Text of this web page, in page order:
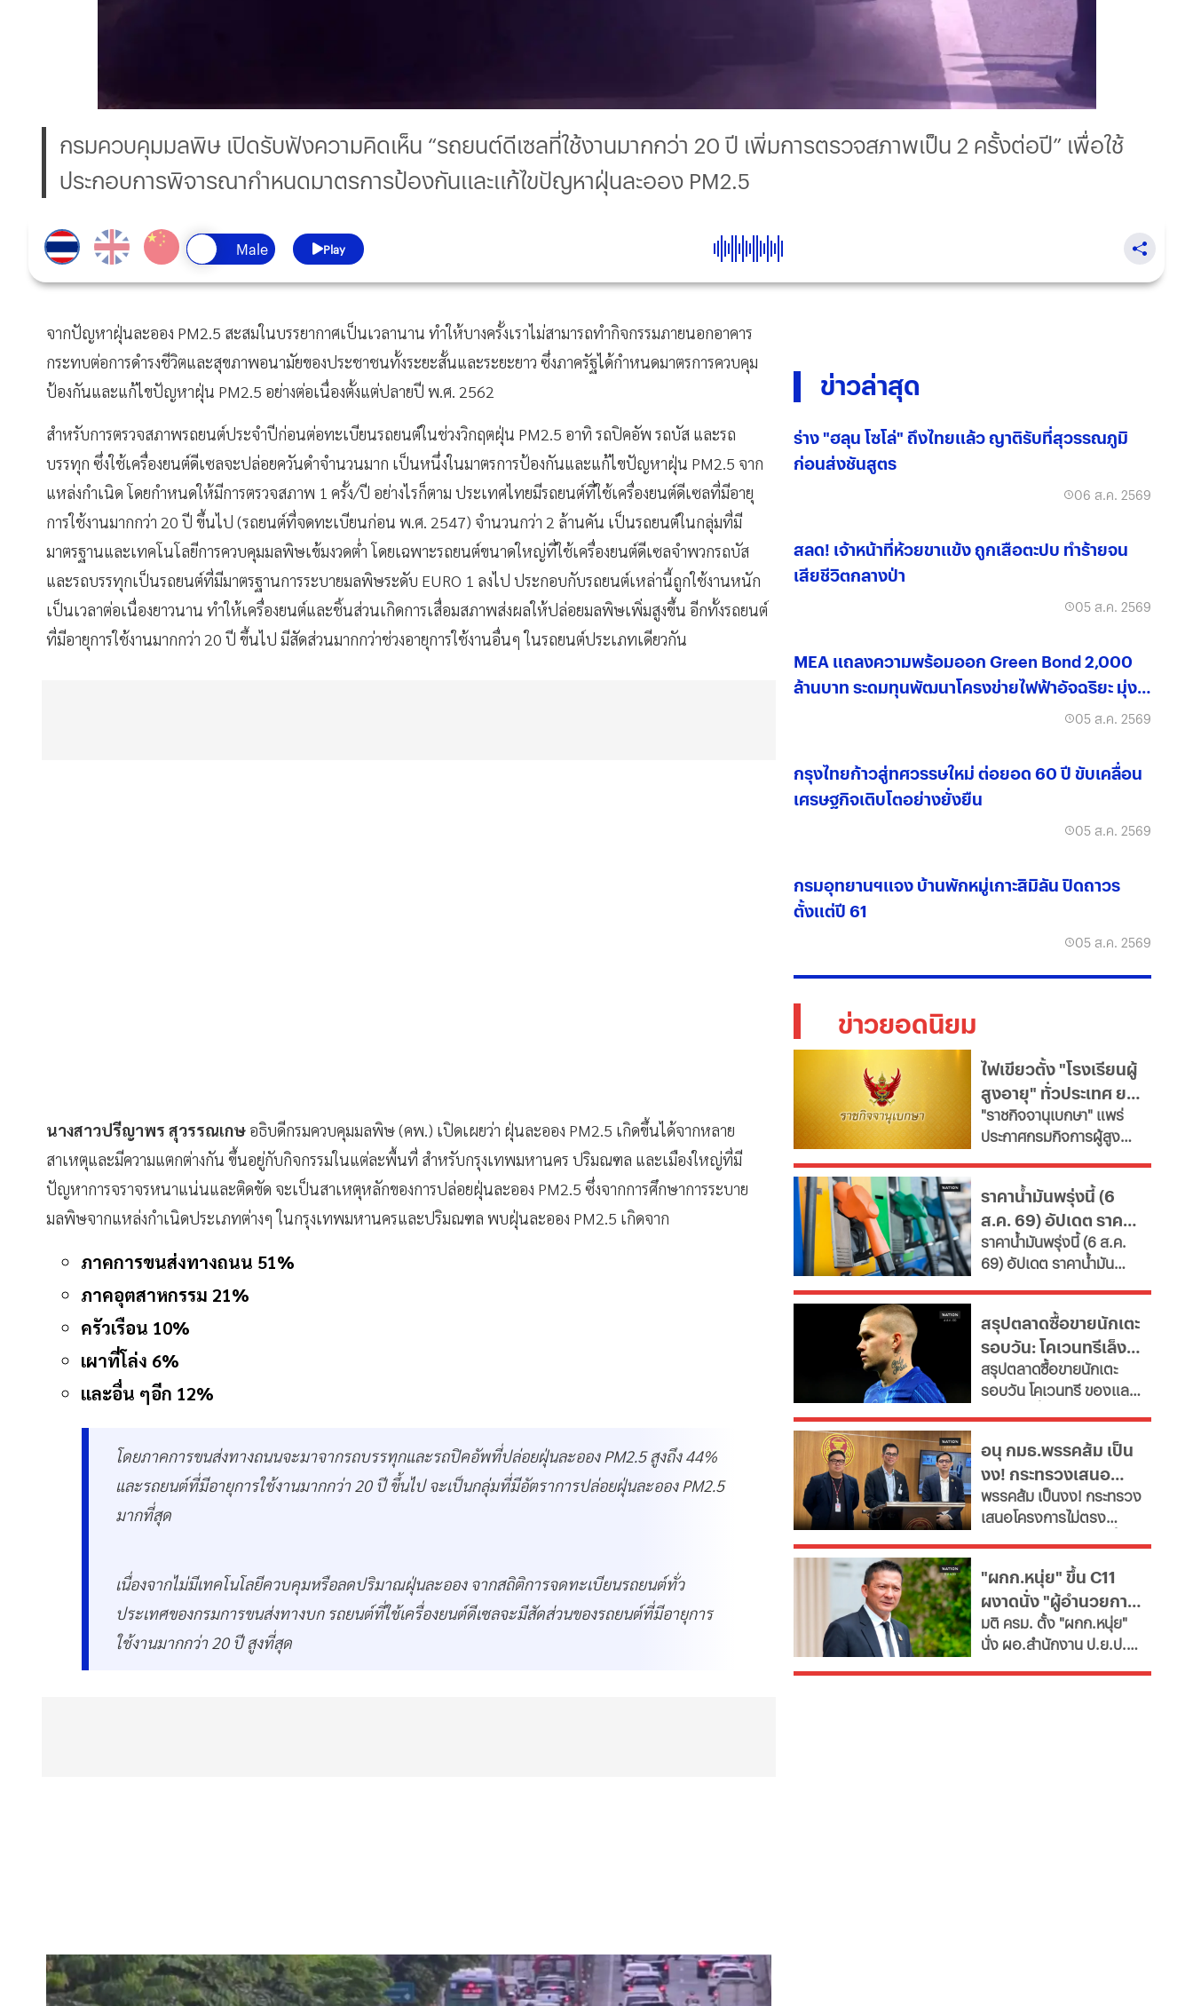
กรมควบคุมมลพิษ เปิดรับฟังความคิดเห็น “รถยนต์ดีเซลที่ใช้งานมากกว่า 20 ปี เพิ่มการตรวจสภาพเป็น 2 ครั้งต่อปี” เพื่อใช้
ประกอบการพิจารณากำหนดมาตรการป้องกันและแก้ไขปัญหาฝุ่นละออง PM2.5
Play
จากปัญหาฝุ่นละออง PM2.5 สะสมในบรรยากาศเป็นเวลานาน ทำให้บางครั้งเราไม่สามารถทำกิจกรรมภายนอกอาคาร
กระทบต่อการดำรงชีวิตและสุขภาพอนามัยของประชาชนทั้งระยะสั้นและระยะยาว ซึ่งภาครัฐได้กำหนดมาตรการควบคุม
ป้องกันและแก้ไขปัญหาฝุ่น PM2.5 อย่างต่อเนื่องตั้งแต่ปลายปี พ.ศ. 2562
สำหรับการตรวจสภาพรถยนต์ประจำปีก่อนต่อทะเบียนรถยนต์ในช่วงวิกฤตฝุ่น PM2.5 อาทิ รถปิคอัพ รถบัส และรถ
บรรทุก ซึ่งใช้เครื่องยนต์ดีเซลจะปล่อยควันดำจำนวนมาก เป็นหนึ่งในมาตรการป้องกันและแก้ไขปัญหาฝุ่น PM2.5 จาก
แหล่งกำเนิด โดยกำหนดให้มีการตรวจสภาพ 1 ครั้ง/ปี อย่างไรก็ตาม ประเทศไทยมีรถยนต์ที่ใช้เครื่องยนต์ดีเซลที่มีอายุ
การใช้งานมากกว่า 20 ปี ขึ้นไป (รถยนต์ที่จดทะเบียนก่อน พ.ศ. 2547) จำนวนกว่า 2 ล้านคัน เป็นรถยนต์ในกลุ่มที่มี
มาตรฐานและเทคโนโลยีการควบคุมมลพิษเข้มงวดต่ำ โดยเฉพาะรถยนต์ขนาดใหญ่ที่ใช้เครื่องยนต์ดีเซลจำพวกรถบัส
และรถบรรทุกเป็นรถยนต์ที่มีมาตรฐานการระบายมลพิษระดับ EURO 1 ลงไป ประกอบกับรถยนต์เหล่านี้ถูกใช้งานหนัก
เป็นเวลาต่อเนื่องยาวนาน ทำให้เครื่องยนต์และชิ้นส่วนเกิดการเสื่อมสภาพส่งผลให้ปล่อยมลพิษเพิ่มสูงขึ้น อีกทั้งรถยนต์
ที่มีอายุการใช้งานมากกว่า 20 ปี ขึ้นไป มีสัดส่วนมากกว่าช่วงอายุการใช้งานอื่นๆ ในรถยนต์ประเภทเดียวกัน
นางสาวปรีญาพร สุวรรณเกษ อธิบดีกรมควบคุมมลพิษ (คพ.) เปิดเผยว่า ฝุ่นละออง PM2.5 เกิดขึ้นได้จากหลาย
สาเหตุและมีความแตกต่างกัน ขึ้นอยู่กับกิจกรรมในแต่ละพื้นที่ สำหรับกรุงเทพมหานคร ปริมณฑล และเมืองใหญ่ที่มี
ปัญหาการจราจรหนาแน่นและติดขัด จะเป็นสาเหตุหลักของการปล่อยฝุ่นละออง PM2.5 ซึ่งจากการศึกษาการระบาย
มลพิษจากแหล่งกำเนิดประเภทต่างๆ ในกรุงเทพมหานครและปริมณฑล พบฝุ่นละออง PM2.5 เกิดจาก
ภาคการขนส่งทางถนน 51%
ภาคอุตสาหกรรม 21%
ครัวเรือน 10%
เผาที่โล่ง 6%
และอื่น ๆอีก 12%
โดยภาคการขนส่งทางถนนจะมาจากรถบรรทุกและรถปิคอัพที่ปล่อยฝุ่นละออง PM2.5 สูงถึง 44%
และรถยนต์ที่มีอายุการใช้งานมากกว่า 20 ปี ขึ้นไป จะเป็นกลุ่มที่มีอัตราการปล่อยฝุ่นละออง PM2.5
มากที่สุด
เนื่องจากไม่มีเทคโนโลยีควบคุมหรือลดปริมาณฝุ่นละออง จากสถิติการจดทะเบียนรถยนต์ทั่ว
ประเทศของกรมการขนส่งทางบก รถยนต์ที่ใช้เครื่องยนต์ดีเซลจะมีสัดส่วนของรถยนต์ที่มีอายุการ
ใช้งานมากกว่า 20 ปี สูงที่สุด
ข่าวล่าสุด
ร่าง "ฮลุน โซโล่" ถึงไทยแล้ว ญาติรับที่สุวรรณภูมิ
ก่อนส่งชันสูตร
06 ส.ค. 2569
สลด! เจ้าหน้าที่ห้วยขาแข้ง ถูกเสือตะปบ ทำร้ายจน
เสียชีวิตกลางป่า
05 ส.ค. 2569
MEA แถลงความพร้อมออก Green Bond 2,000
ล้านบาท ระดมทุนพัฒนาโครงข่ายไฟฟ้าอัจฉริยะ มุ่งสู่
05 ส.ค. 2569
กรุงไทยก้าวสู่ทศวรรษใหม่ ต่อยอด 60 ปี ขับเคลื่อน
เศรษฐกิจเติบโตอย่างยั่งยืน
05 ส.ค. 2569
กรมอุทยานฯแจง บ้านพักหมู่เกาะสิมิลัน ปิดถาวร
ตั้งแต่ปี 61
05 ส.ค. 2569
ข่าวยอดนิยม
ไฟเขียวตั้ง "โรงเรียนผู้
สูงอายุ" ทั่วประเทศ ยก
ระดับคุณภาพชีวิต เช็ก
เงื่อนไข
"ราชกิจจานุเบกษา" แพร่
ประกาศกรมกิจการผู้สูง
"โรงเรียนผู้สูงอายุ" มุ่งขับ
เคลื่อนสังคมสูงวัยอย่างมี
คุณค่า หนุนพัฒนา
ศักยภาพ-เรียนรู้ตลอดชีวิต
เผยช่องทางยื่นคำขอทั้ง
กทม.-ต่างจังหวัด พบ
ฝ่าฝืนเกณฑ์เสี่ยงถูกสั่ง
เพิกถอน
ราคาน้ำมันพรุ่งนี้ (6
ส.ค. 69) อัปเดต ราคา
น้ำมันล่าสุด จากปั๊ม
ใหญ่
ราคาน้ำมันพรุ่งนี้ (6 ส.ค.
69) อัปเดต ราคาน้ำมัน
ขนาดใหญ่ มีทั้งราคาน้ำมัน
ดีเซล เบนซิน และ แก๊สโซ
ฮอล์
สรุปตลาดซื้อขายนักเตะ
รอบวัน: โคเวนทรีเล็ง
"มูดริก" สาลิกาปัดปืน
ซื้อ "กิมาไรส์"
สรุปตลาดซื้อขายนักเตะ
รอบวัน โคเวนทรี ของแลม
แรกจาก อาร์เซนอล ในการ
ล่าตัว "กิมาไรส์" ขณะที่ โค
โม่ ปิดดีล "ชาโลบาห์"
อนุ กมธ.พรรคส้ม เป็น
งง! กระทรวงเสนอ
โครงการไม่ตรงภารกิจ
พรรคส้ม เป็นงง! กระทรวง
เสนอโครงการไม่ตรง
เครื่องอบกล้วยตาก-
สปก.ซื้อเครื่องทำลูกชิ้น-
ตัดตะไคร้ - แฉ! รองปลัด
มท.ตบโต๊ะไม่พอใจขอ
เอกสารเพิ่ม
"ผกก.หนุ่ย" ขึ้น C11
ผงาดนั่ง "ผู้อำนวยการ
ป.ย.ป."
มติ ครม. ตั้ง "ผกก.หนุ่ย"
นั่ง ผอ.สำนักงาน ป.ย.ป.